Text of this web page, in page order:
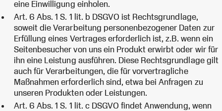
eine Einwilligung einholen.
Art. 6 Abs. 1 S. 1 lit. b DSGVO ist Rechtsgrundlage,
soweit die Verarbeitung personenbezogener Daten zur
Erfüllung eines Vertrages erforderlich ist, z.B. wenn ein
Seitenbesucher von uns ein Produkt erwirbt oder wir für
ihn eine Leistung ausführen. Diese Rechtsgrundlage gilt
auch für Verarbeitungen, die für vorvertragliche
Maßnahmen erforderlich sind, etwa bei Anfragen zu
unseren Produkten oder Leistungen.
Art. 6 Abs. 1 S. 1 lit. c DSGVO findet Anwendung, wenn